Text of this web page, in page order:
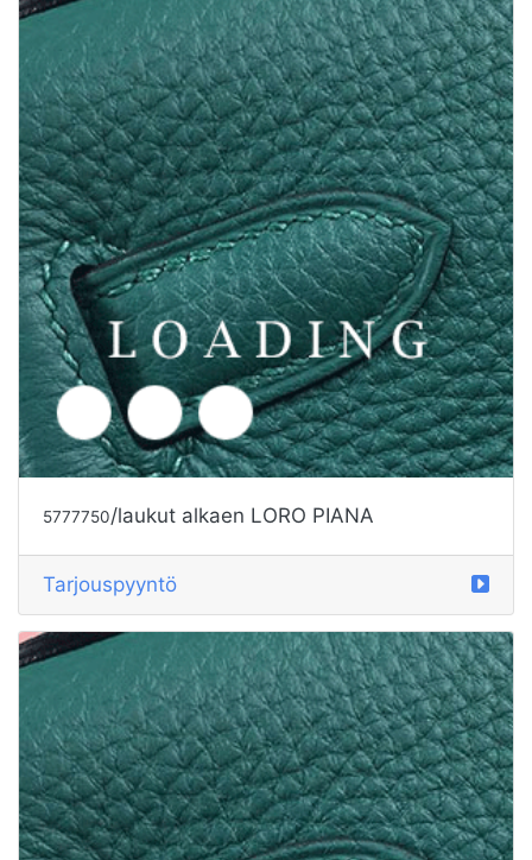
5777750/laukut alkaen LORO PIANA
Tarjouspyyntö